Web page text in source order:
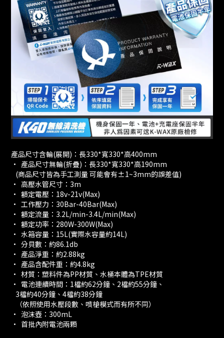
產品尺寸含輪(展開)：長330*寬330*高400mm
· 產品尺寸無輪(折疊)：長330*寬330*高190mm
(商品尺寸皆為手工測量 可能會有±1~3mm的誤差值)
· 高壓水管尺寸：3m
· 額定電壓：18v-21v(Max)
· 工作壓力：30Bar-40Bar(Max)
· 額定流量：3.2L/min-3.4L/min(Max)
· 額定功率：280W-300W(Max)
· 水箱容量：15L(實際水容量約14L)
· 分貝數：約86.1db
· 產品淨重：約2.88kg
· 產品含配件重：約4.8kg
· 材質：塑料件為PP材質、水桶本體為TPE材質
· 電池連續時間：1檔約62分鐘、2檔約55分鐘、
3檔約40分鐘、4檔約38分鐘
（依照使用水壓段數、噴槍模式而有所不同）
· 泡沫壺：300mL
· 首批內附電池兩顆